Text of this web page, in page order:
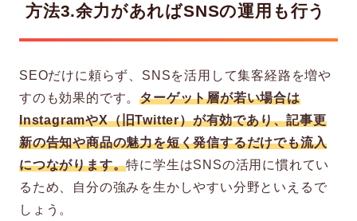
方法3.余力があればSNSの運用も行う
SEOだけに頼らず、SNSを活用して集客経路を増や
すのも効果的です。ターゲット層が若い場合は
InstagramやX（旧Twitter）が有効であり、記事更
新の告知や商品の魅力を短く発信するだけでも流入
につながります。特に学生はSNSの活用に慣れてい
るため、自分の強みを生かしやすい分野といえるで
しょう。